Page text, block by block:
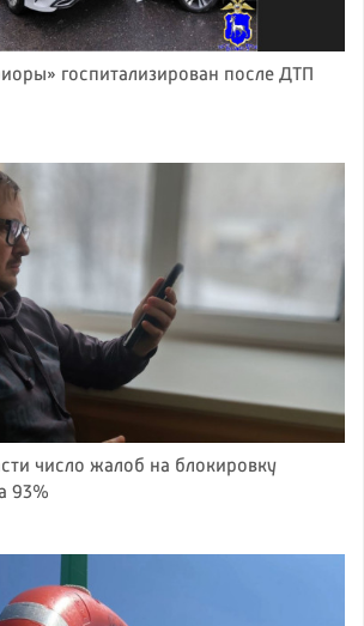
госпитализирован после ДТП
число жалоб на блокировку
93%